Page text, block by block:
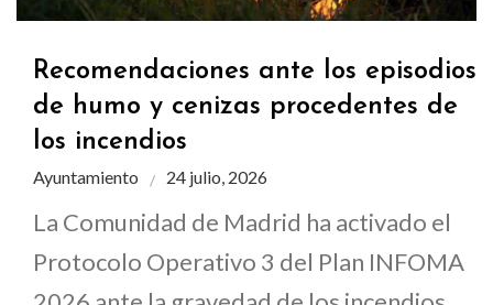
Recomendaciones ante los episodios
de humo y cenizas procedentes de
los incendios
Ayuntamiento 24 julio, 2026
La Comunidad de Madrid ha activado el
Protocolo Operativo 3 del Plan INFOMA